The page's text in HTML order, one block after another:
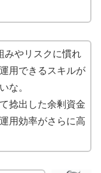
みやリスクに慣れ
用できるスキルが
な。
捻出した余剰資金
用効率がさらに高